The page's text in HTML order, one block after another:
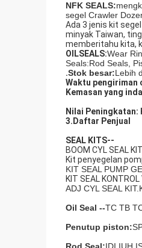
NFK SEALS:
segel Crawler
Ada 3 jenis kit
minyak Taiwan,
memberitahu kita,
OILSEALS:Wear
Seals:Rod Seals,
.Stok besar:Lebih
Waktu pengiriman
Kemasan yang
Nilai Peningkatan:
3. Daftar Penjual
SEAL KITS--
BOOM CYL SEAL
Kit penyegelan
KIT SEAL PUMP
KIT SEAL
ADJ CYL SEAL KIT.
Oil Seal --TC TB
Penutup piston: